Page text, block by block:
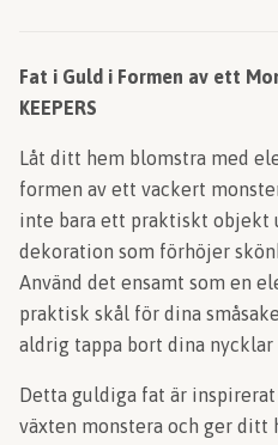
Fat i Guld i Formen av ett
KEEPERS
Låt ditt hem blomstra med
formen av ett vackert
inte bara ett praktiskt objekt
dekoration som förhöjer
Använd det ensamt som en
praktisk skål för dina
aldrig tappa bort dina
Detta guldiga fat är
växten monstera och ger ditt